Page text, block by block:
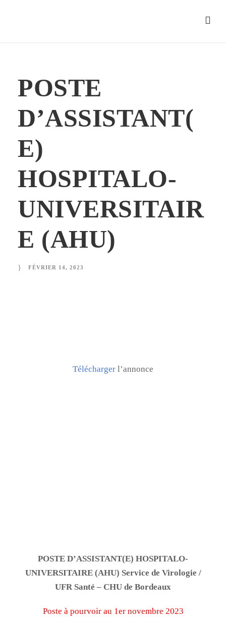
POSTE
D’ASSISTANT(
E)
HOSPITALO-
UNIVERSITAIR
E (AHU)
FÉVRIER 14, 2023
Télécharger l’annonce
POSTE D’ASSISTANT(E) HOSPITALO-
UNIVERSITAIRE (AHU) Service de Virologie /
UFR Santé – CHU de Bordeaux
Poste à pourvoir au 1er novembre 2023